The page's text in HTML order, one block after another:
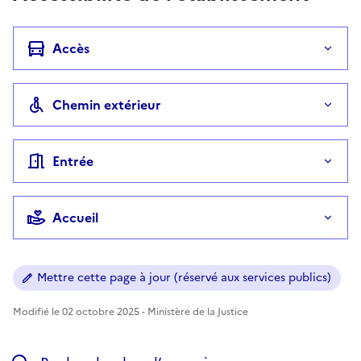
Accès
Chemin extérieur
Entrée
Accueil
Mettre cette page à jour (réservé aux services publics)
Modifié le 02 octobre 2025 - Ministère de la Justice